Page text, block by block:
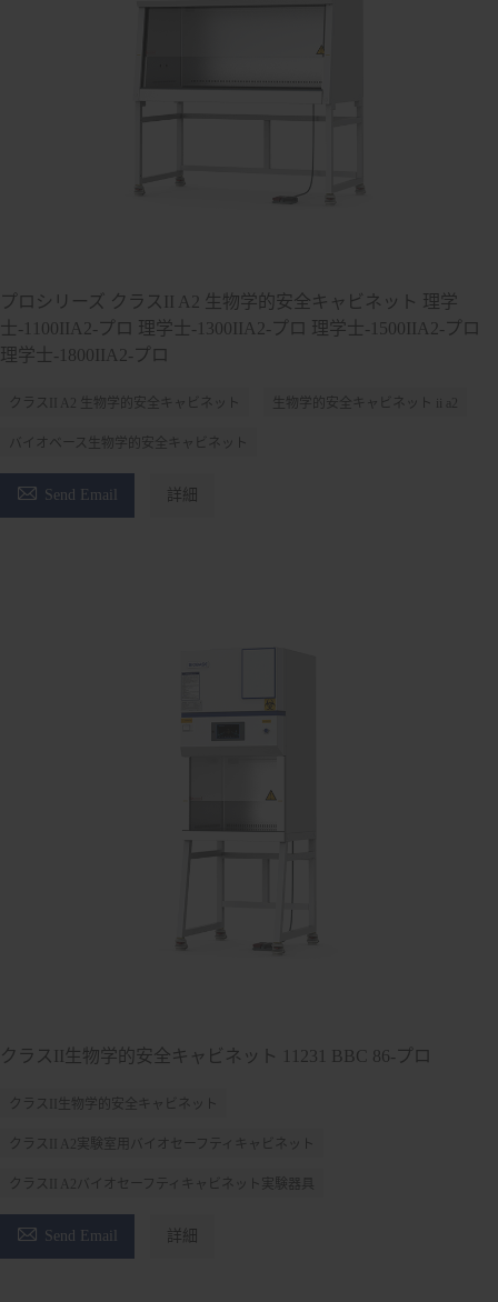
プロシリーズ クラスII A2 生物学的安全キャビネット 理学
士-1100IIA2-プロ 理学士-1300IIA2-プロ 理学士-1500IIA2-プロ
理学士-1800IIA2-プロ
クラスII A2 生物学的安全キャビネット 生物学的安全キャビネット ii a2
バイオベース生物学的安全キャビネット
 Send Email 詳細
クラスII生物学的安全キャビネット 11231 BBC 86-プロ
クラスII生物学的安全キャビネット
クラスII A2実験室用バイオセーフティキャビネット
クラスII A2バイオセーフティキャビネット実験器具
 Send Email 詳細